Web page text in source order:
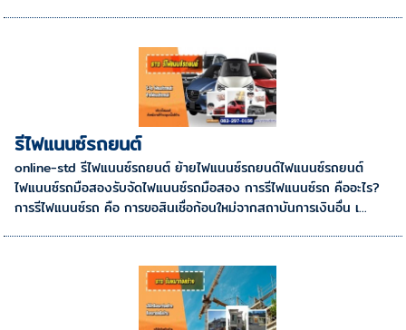
รีไฟแนนซ์รถยนต์
online-std รีไฟแนนซ์รถยนต์ ย้ายไฟแนนซ์รถยนต์ไฟแนนซ์รถยนต์
ไฟแนนซ์รถมือสองรับจัดไฟแนนซ์รถมือสอง การรีไฟแนนซ์รถ คืออะไร?
การรีไฟแนนซ์รถ คือ การขอสินเชื่อก้อนใหม่จากสถาบันการเงินอื่น เ...